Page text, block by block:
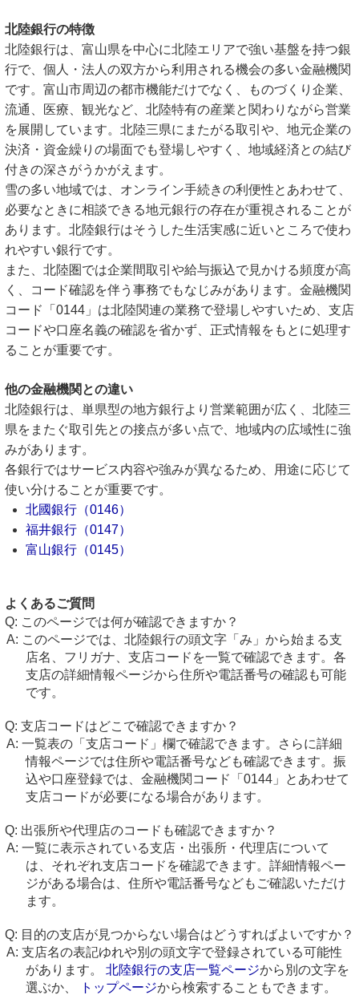
北陸銀行の特徴
北陸銀行は、富山県を中心に北陸エリアで強い基盤を持つ銀
行で、個人・法人の双方から利用される機会の多い金融機関
です。富山市周辺の都市機能だけでなく、ものづくり企業、
流通、医療、観光など、北陸特有の産業と関わりながら営業
を展開しています。北陸三県にまたがる取引や、地元企業の
決済・資金繰りの場面でも登場しやすく、地域経済との結び
付きの深さがうかがえます。
雪の多い地域では、オンライン手続きの利便性とあわせて、
必要なときに相談できる地元銀行の存在が重視されることが
あります。北陸銀行はそうした生活実感に近いところで使わ
れやすい銀行です。
また、北陸圏では企業間取引や給与振込で見かける頻度が高
く、コード確認を伴う事務でもなじみがあります。金融機関
コード「0144」は北陸関連の業務で登場しやすいため、支店
コードや口座名義の確認を省かず、正式情報をもとに処理す
ることが重要です。
他の金融機関との違い
北陸銀行は、単県型の地方銀行より営業範囲が広く、北陸三
県をまたぐ取引先との接点が多い点で、地域内の広域性に強
みがあります。
各銀行ではサービス内容や強みが異なるため、用途に応じて
使い分けることが重要です。
北國銀行（0146）
福井銀行（0147）
富山銀行（0145）
よくあるご質問
このページでは何が確認できますか？
このページでは、北陸銀行の頭文字「み」から始まる支
店名、フリガナ、支店コードを一覧で確認できます。各
支店の詳細情報ページから住所や電話番号の確認も可能
です。
支店コードはどこで確認できますか？
一覧表の「支店コード」欄で確認できます。さらに詳細
情報ページでは住所や電話番号なども確認できます。振
込や口座登録では、金融機関コード「0144」とあわせて
支店コードが必要になる場合があります。
出張所や代理店のコードも確認できますか？
一覧に表示されている支店・出張所・代理店について
は、それぞれ支店コードを確認できます。詳細情報ペー
ジがある場合は、住所や電話番号などもご確認いただけ
ます。
目的の支店が見つからない場合はどうすればよいですか？
支店名の表記ゆれや別の頭文字で登録されている可能性
があります。 北陸銀行の支店一覧ページから別の文字を
選ぶか、
トップページから検索することもできます。